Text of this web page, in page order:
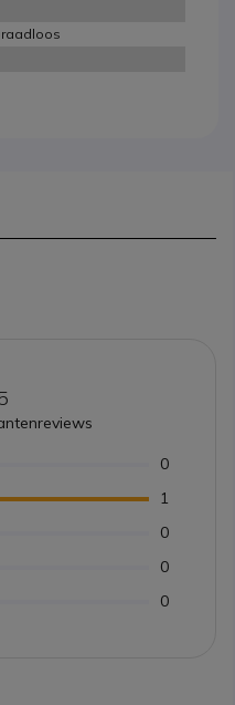
0
1
0
0
0